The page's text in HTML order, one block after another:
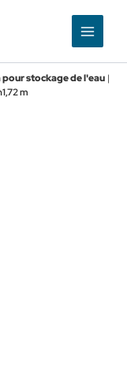
stockage de l'eau |
m